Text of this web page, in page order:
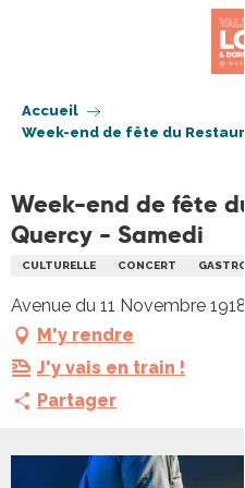
Accueil
Week-end de fête du
Week-end de fête
Quercy - Samedi
CULTURELLE CONCERT
Avenue du 11 Novembre
M'y rendre
J'y vais en train !
Partager